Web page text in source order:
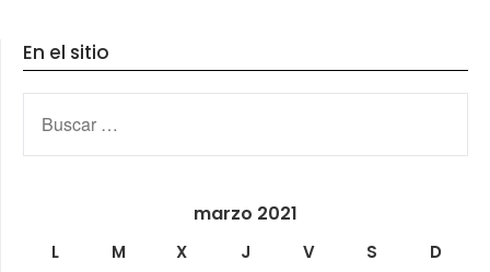
En el sitio
marzo 2021
L M X J V S
D